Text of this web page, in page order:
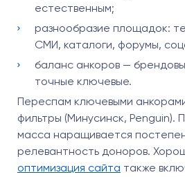
естественным;
разнообразие площадок:
СМИ, каталоги, форумы,
баланс анкоров —
точные ключевые.
Переспам ключевыми
фильтры (Минусинск, Penguin).
масса наращивается
релевантность доноров.
оптимизация сайта также